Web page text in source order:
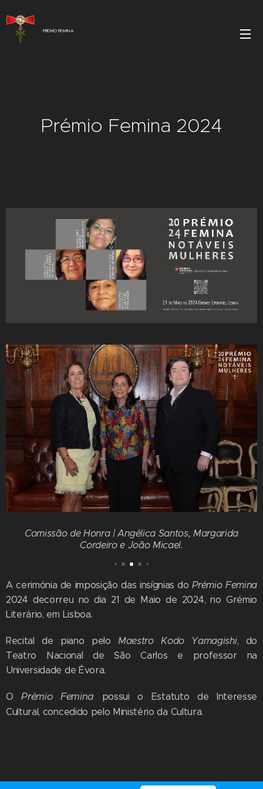
PRÉMIO FEMINA
Prémio Femina 2024
Comissão de Honra | Angélica Santos, Margarida
Cordeiro e João Micael.
A cerimónia de imposição das insígnias doPrémio Femina
2024 decorreu no dia 21 de Maio de 2024, no Grémio
Literário, em Lisboa.
Recital de piano peloMaestro Kodo Yamagishi, do
Teatro Nacional de São Carlos e professor na
Universidade de Évora.
OPrémio Femina possui o Estatuto de Interesse
Cultural, concedido pelo Ministério da Cultura.